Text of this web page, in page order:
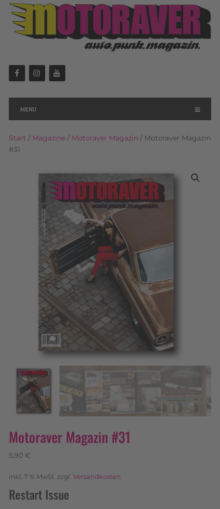
MENU
Start / Magazine/ Motoraver Magazin / Motoraver Magazin
#31
Motoraver Magazin #31
5,90 €
inkl. 7 % MwSt. zzgl. Versandkosten
Restart Issue